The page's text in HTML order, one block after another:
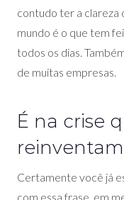
contudo ter a clareza
mundo é o que tem
todos os dias.
de muitas empresas.
É na crise
Certamente você já
com essa frase, em